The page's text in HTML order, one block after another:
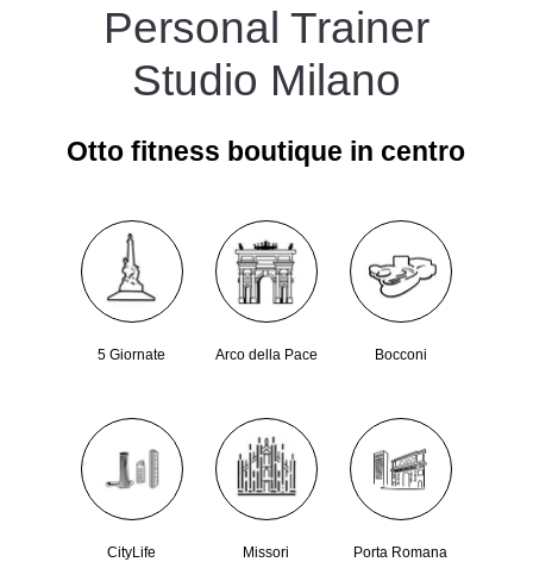
Personal Trainer
Studio Milano
Otto fitness boutique in centro
5 Giornate Arco della Pace Bocconi
CityLife Missori Porta Romana